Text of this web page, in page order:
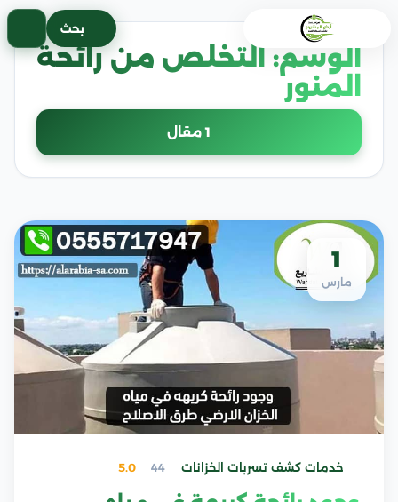
بحث
الوسم: التخلص من رائحة
المنور
1 مقال
1
مارس
خدمات كشف تسربات الخزانات 44
5.0